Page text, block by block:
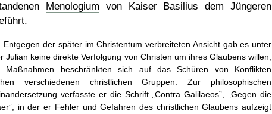
Menologium von Kaiser Basilius dem Jüngeren
Entgegen der später im Christentum verbreiteten Ansicht gab es unter
Julian keine direkte Verfolgung von Christen um ihres Glaubens willen;
Maßnahmen beschränkten sich auf das Schüren von Konflikten
verschiedenen christlichen Gruppen. Zur philosophischen
verfasste er die Schrift
Contra Galilaeos
Gegen die
, in der er Fehler und Gefahren des christlichen Glaubens aufzeigt